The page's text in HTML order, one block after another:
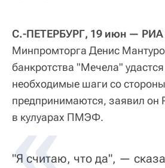
С.-ПЕТЕРБУРГ, 19 июн — РИА
Минпромторга Денис
банкротства "Мечела"
необходимые шаги со
предпринимаются, заявил он
в кулуарах ПМЭФ.
"Я считаю, что да", —